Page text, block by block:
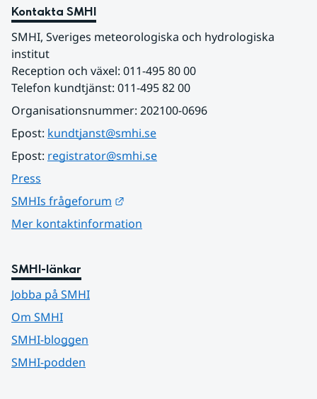
Kontakta SMHI
SMHI, Sveriges meteorologiska och hydrologiska
institut
Reception och växel: 011-495 80 00
Telefon kundtjänst: 011-495 82 00
Organisationsnummer: 202100-0696
Epost: kundtjanst@smhi.se
Epost: registrator@smhi.se
Press
SMHIs frågeforum
Mer kontaktinformation
SMHI-länkar
Jobba på SMHI
Om SMHI
SMHI-bloggen
SMHI-podden